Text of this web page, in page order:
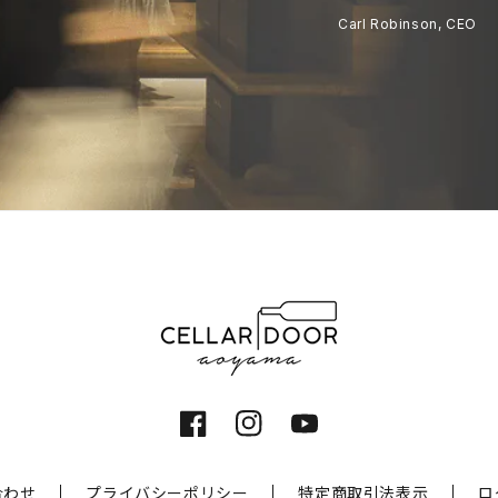
Carl Robinson, CEO
FacebookInstagramYouTube
せ プライバシーポリシー 特定商取引法表示